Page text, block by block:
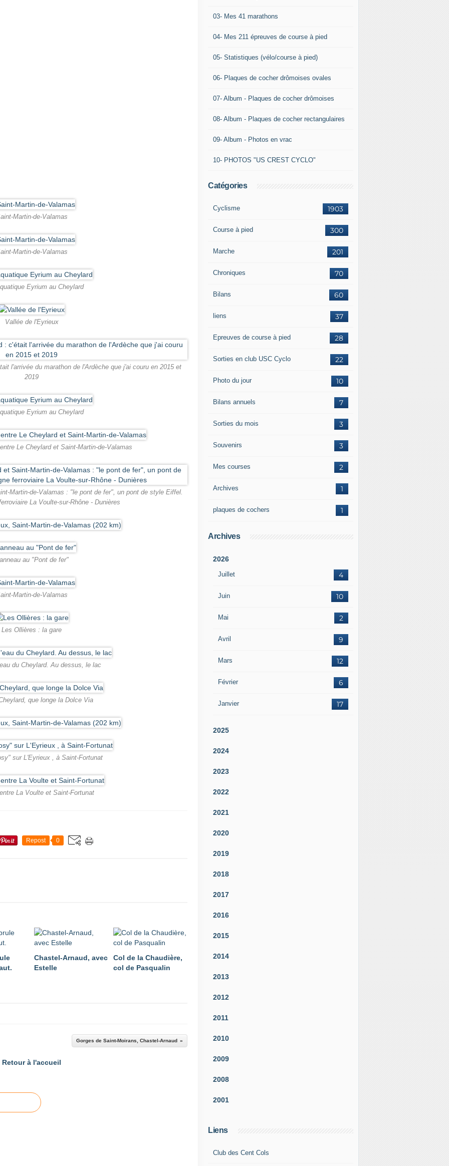
Martin-de-Valamas
Martin-de-Valamas
Eyrium au Cheylard
Vallée de l'Eyrieux
l'arrivée du marathon de l'Ardèche que j'ai couru en 2015 et
2019
Eyrium au Cheylard
Le Cheylard et Saint-Martin-de-Valamas
Martin-de-Valamas : "le pont de fer", un pont de style Eiffel.
La Voulte-sur-Rhône - Dunières
au "Pont de fer"
Martin-de-Valamas
Les Ollières : la gare
du Cheylard. Au dessus, le lac
que longe la Dolce Via
sur L'Eyrieux , à Saint-Fortunat
La Voulte et Saint-Fortunat
Repost 0
Chastel-Arnaud, avec
Estelle
Col de la Chaudière,
col de Pasqualin
Gorges de Saint-Moirans, Chastel-Arnaud
Retour à l'accueil
03- Mes 41 marathons
04- Mes 211 épreuves de course à pied
05- Statistiques (vélo/course à pied)
06- Plaques de cocher drômoises ovales
07- Album - Plaques de cocher drômoises
08- Album - Plaques de cocher rectangulaires
09- Album - Photos en vrac
10- PHOTOS "US CREST CYCLO"
Catégories
1903
Cyclisme
300
Course à pied
201
Marche
70
Chroniques
60
Bilans
37
liens
28
Epreuves de course à pied
22
Sorties en club USC Cyclo
10
Photo du jour
7
Bilans annuels
3
Sorties du mois
3
Souvenirs
2
Mes courses
1
Archives
1
plaques de cochers
Archives
2026
Juillet 4
Juin 10
Mai 2
Avril 9
Mars 12
Février 6
Janvier 17
2025
2024
2023
2022
2021
2020
2019
2018
2017
2016
2015
2014
2013
2012
2011
2010
2009
2008
2001
Liens
Club des Cent Cols